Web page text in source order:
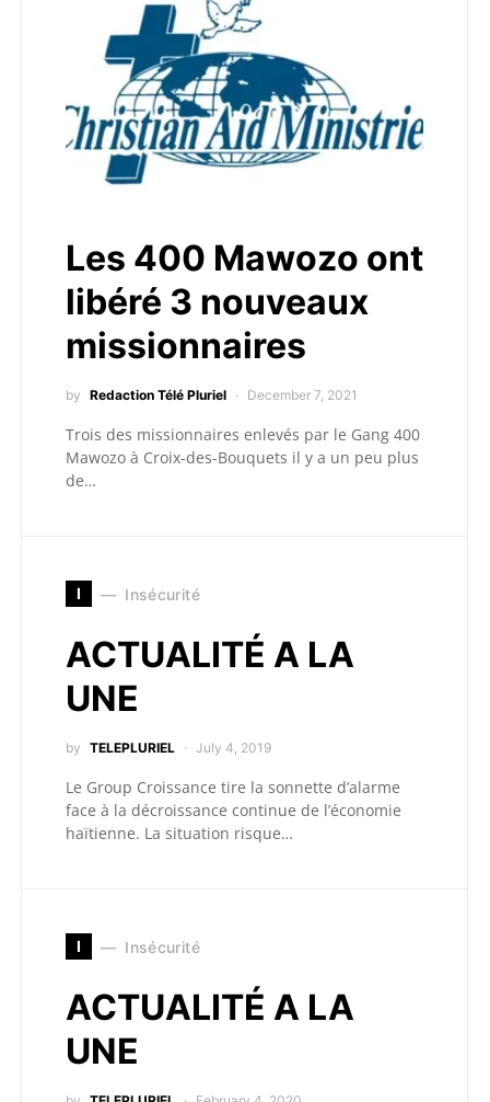
Les 400 Mawozo ont
libéré 3 nouveaux
missionnaires
by Redaction Télé Pluriel December 7, 2021
Trois des missionnaires enlevés par le Gang 400
Mawozo à Croix-des-Bouquets il y a un peu plus
de…
I Insécurité
ACTUALITÉ A LA
UNE
by TELEPLURIEL July 4, 2019
Le Group Croissance tire la sonnette d’alarme
face à la décroissance continue de l’économie
haïtienne. La situation risque…
I Insécurité
ACTUALITÉ A LA
UNE